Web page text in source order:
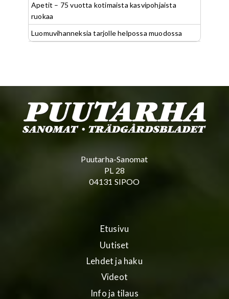
Apetit – 75 vuotta kotimaista kasvipohjaista
ruokaa
Luomuvihanneksia tarjolle helpossa muodossa
Puutarha-Sanomat
PL 28
04131 SIPOO
Etusivu
Uutiset
Lehdet ja haku
Videot
Info ja tilaus